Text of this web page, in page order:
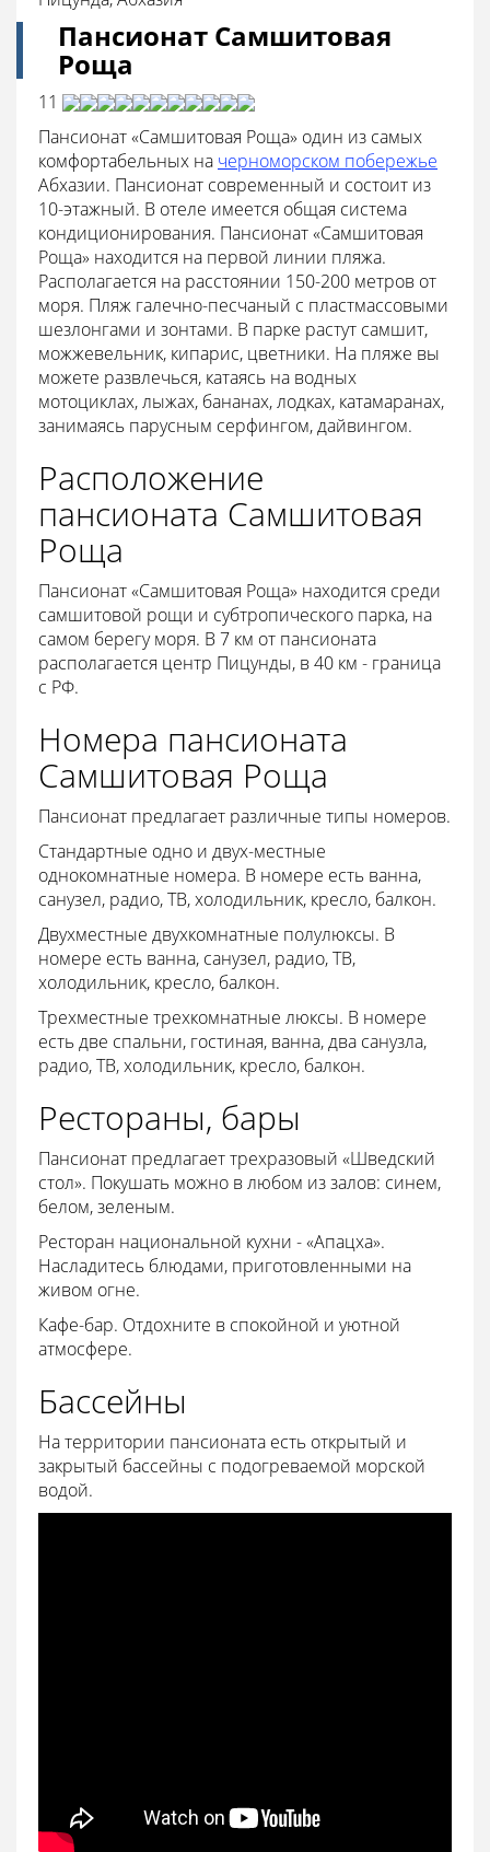
Пансионат Самшитовая
Роща
11
Пансионат «Самшитовая Роща» один из самых
комфортабельных на черноморском побережье
Абхазии. Пансионат современный и состоит из
10-этажный. В отеле имеется общая система
кондиционирования. Пансионат «Самшитовая
Роща» находится на первой линии пляжа.
Располагается на расстоянии 150-200 метров от
моря. Пляж галечно-песчаный с пластмассовыми
шезлонгами и зонтами. В парке растут самшит,
можжевельник, кипарис, цветники. На пляже вы
можете развлечься, катаясь на водных
мотоциклах, лыжах, бананах, лодках, катамаранах,
занимаясь парусным серфингом, дайвингом.
Расположение
пансионата Самшитовая
Роща
Пансионат «Самшитовая Роща» находится среди
самшитовой рощи и субтропического парка, на
самом берегу моря. В 7 км от пансионата
располагается центр Пицунды, в 40 км - граница
с РФ.
Номера пансионата
Самшитовая Роща
Пансионат предлагает различные типы номеров.
Стандартные одно и двух-местные
однокомнатные номера. В номере есть ванна,
санузел, радио, ТВ, холодильник, кресло, балкон.
Двухместные двухкомнатные полулюксы. В
номере есть ванна, санузел, радио, ТВ,
холодильник, кресло, балкон.
Трехместные трехкомнатные люксы. В номере
есть две спальни, гостиная, ванна, два санузла,
радио, ТВ, холодильник, кресло, балкон.
Рестораны, бары
Пансионат предлагает трехразовый «Шведский
стол». Покушать можно в любом из залов: синем,
белом, зеленым.
Ресторан национальной кухни - «Апацха».
Насладитесь блюдами, приготовленными на
живом огне.
Кафе-бар. Отдохните в спокойной и уютной
атмосфере.
Бассейны
На территории пансионата есть открытый и
закрытый бассейны с подогреваемой морской
водой.